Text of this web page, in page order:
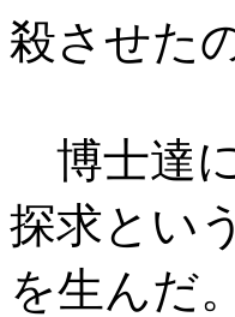
殺させた
博士達
探求とい
を生んだ。